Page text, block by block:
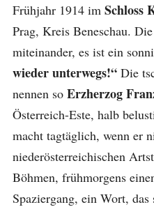
Frühjahr 1914 im Schloss
Prag, Kreis Beneschau.
miteinander, es ist ein
wieder unterwegs!“Die
nennen so Erzherzog
Österreich-Este, halb
macht tagtäglich, wenn er
niederösterreichischen
Böhmen, frühmorgens
Spaziergang, ein Wort,